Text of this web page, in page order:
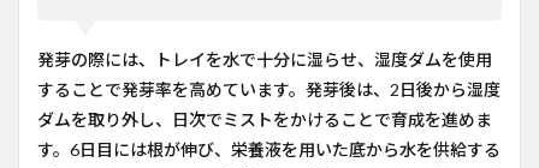
発芽の際には、トレイを水で十分に湿らせ、湿度ダムを使用
することで発芽率を高めています。発芽後は、2日後から湿度
ダムを取り外し、日次でミストをかけることで育成を進めま
す。6日目には根が伸び、栄養液を用いた底から水を供給する